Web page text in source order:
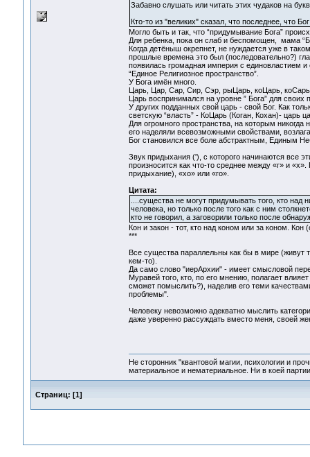
Забавно слушать или читать этих чудаков на
Кто-то из "великих" сказал, что последнее, что
Могло быть и так, что “придумывание Бога”
Для ребенка, пока он слаб и беспомощен, мама
Когда детёныш окрепнет, не нуждается уже в
прошлые времена это был (последовательно?)
появилась громадная империя с единовластием и
“Единое Религиозное пространство”.
У Бога имён много.
Царь, Цар, Сар, Сир, Сэр, рыЦарь, коЦарь,
Царь воспринимался на уровне ” Бога” для своих
У других подданных свой царь - свой Бог. Как
светскую “власть” - КоЦарь (Коган, Кохан)-
Для огромного пространства, на которым
его наделяли всевозможными свойствами,
Бог становился все боле абстрактным, Единым
Звук придыхания ('), с которого начинаются все
произносится как что-то среднее между «г» и
придыхание), «хо» или «го».
Цитата:
....существа не могут придумывать того, кто
человека, но только после того как с ним
кто не говорил, а заговорили только после
Кон и закон - тот, кто над коном или за коном. Кон
***
Все существа параллельны как бы в мире (живут
кем-то).
Да само слово "иерАрхии" - имеет смысловой
Муравей того, кто, по его мнению, полагает
сможет помыслить?), наделив его теми
проблемы".
Человеку невозможно адекватно мыслить
даже уверенно рассуждать вместо меня, своей
Не сторонник "квантовой магии, психологии и
материальное и нематериальное. Ни в коей
Страниц: [1]